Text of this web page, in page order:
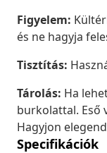
Figyelem:
és ne hagyja
Tisztítás:
Tárolás: Ha
burkolattal. Eső
Hagyjon
Specifikációk